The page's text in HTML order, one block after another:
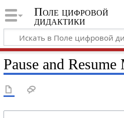
Поле цифровой
дидактики
Pause and Resume